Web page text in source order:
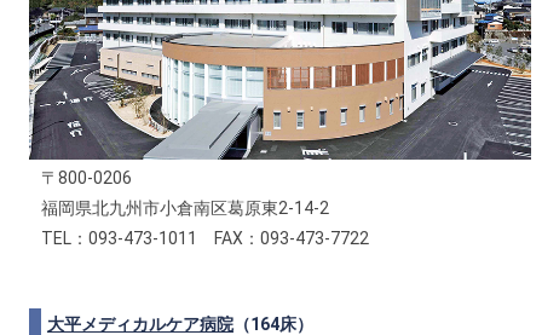
〒800-0206
福岡県北九州市小倉南区葛原東2-14-2
TEL：093-473-1011 FAX：093-473-7722
大平メディカルケア病院（164床）